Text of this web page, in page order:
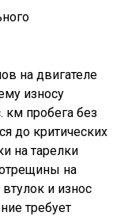
на двигателе
износу
пробега без
до критических
на тарелки
на
и износ
требует